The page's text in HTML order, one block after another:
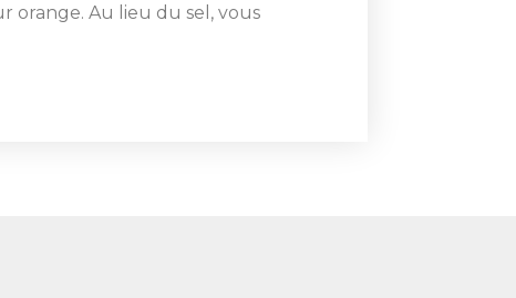
orange. Au lieu du sel, vous